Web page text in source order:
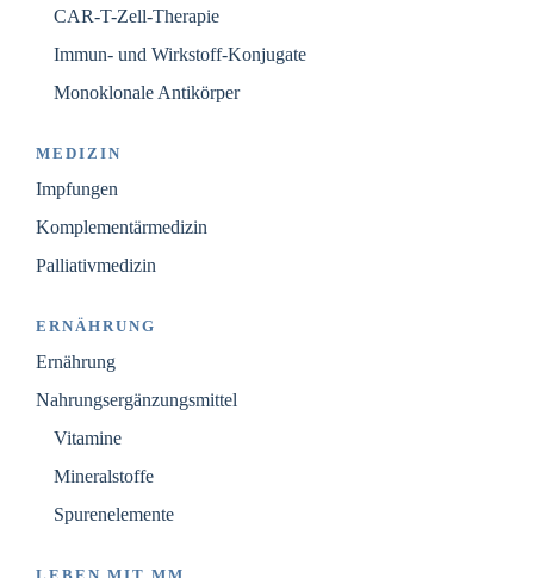
CAR-T-Zell-Therapie
Immun- und Wirkstoff-Konjugate
Monoklonale Antikörper
MEDIZIN
Impfungen
Komplementärmedizin
Palliativmedizin
ERNÄHRUNG
Ernährung
Nahrungsergänzungsmittel
Vitamine
Mineralstoffe
Spurenelemente